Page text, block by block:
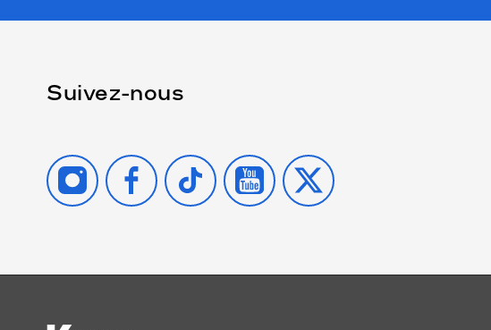
Suivez-nous
INSTAGRAMFACEBOOK
TIKTOK YOUTUBE
X